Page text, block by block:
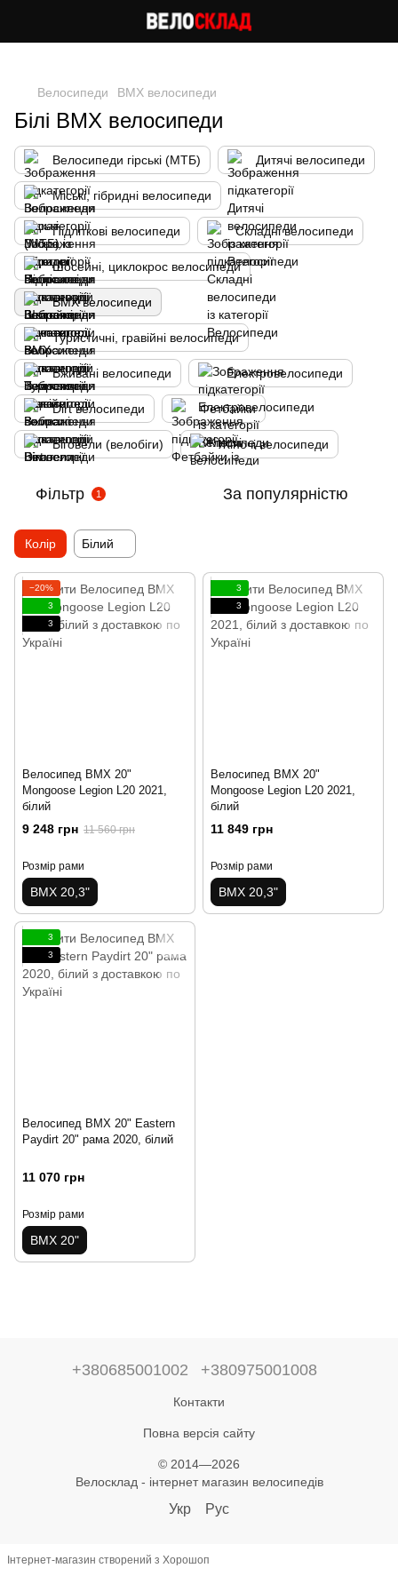
Велосипеди BMX велосипеди
Білі BMX велосипеди
Велосипеди гірські (МТБ) Дитячі велосипеди
Міські, гібридні велосипеди
Підліткові велосипеди Складні велосипеди
Шосейні, циклокрос велосипеди
BMX велосипеди
Туристичні, гравійні велосипеди
Вживані велосипеди Електровелосипеди
Dirt велосипеди Фетбайки
Біговели (велобіги) Жіночі велосипеди
Фільтр 1 За популярністю
Колір Білий
−20%
3
3
Велосипед BMX 20"
Mongoose Legion L20 2021,
білий
9 248 грн 11 560 грн
Розмір рами
BMX 20,3"
3
3
Велосипед BMX 20"
Mongoose Legion L20 2021,
білий
11 849 грн
Розмір рами
BMX 20,3"
3
3
Велосипед BMX 20" Eastern
Paydirt 20" рама 2020, білий
11 070 грн
Розмір рами
BMX 20"
+380685001002 +380975001008
Контакти
Повна версія сайту
© 2014—2026
Велосклад - інтернет магазин велосипедів
Укр Рус
Інтернет-магазин створений з Хорошоп